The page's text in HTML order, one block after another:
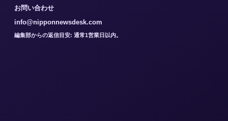
お問い合わせ
info@nipponnewsdesk.com
編集部からの返信目安: 通常1営業日以内。